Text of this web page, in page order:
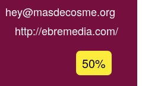
hey@masdecosme.org
http://ebremedia.com/
Acceptance
percentage
50%